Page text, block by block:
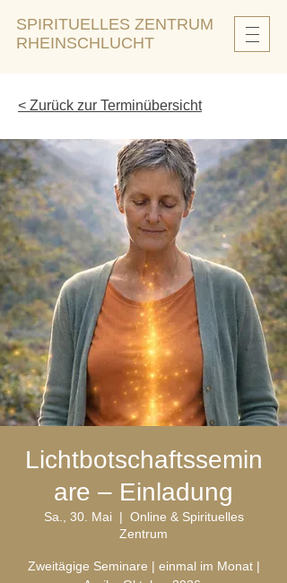
SPIRITUELLES ZENTRUM
RHEINSCHLUCHT
< Zurück zur Terminübersicht
Lichtbotschaftssemin
are – Einladung
Sa., 30. Mai
  |
Online & Spirituelles
Zentrum
Zweitägige Seminare | einmal im Monat |